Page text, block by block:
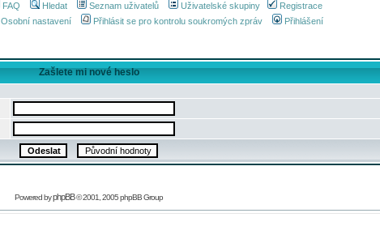
FAQ Hledat Seznam uživatelů Uživatelské skupiny
Registrace
Osobní nastavení
Přihlásit se pro kontrolu soukromých zpráv Přihlášení
Zašlete mi nové heslo
Powered byphpBB© 2001, 2005 phpBB Group